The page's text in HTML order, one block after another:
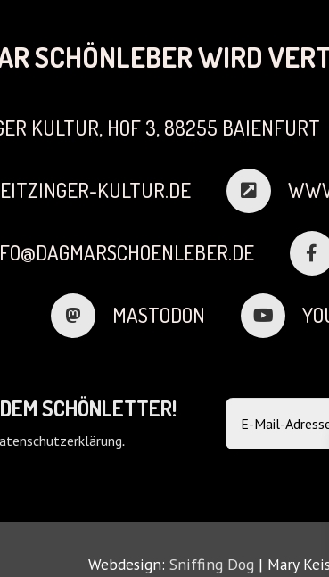
SCHÖNLEBER WIRD
KULTUR, HOF 3, 88255 BAIENFURT
KULTUR.DE
MASTODON
SCHÖNLETTER!
.
Webdesign:Sniffing Dog | Mary